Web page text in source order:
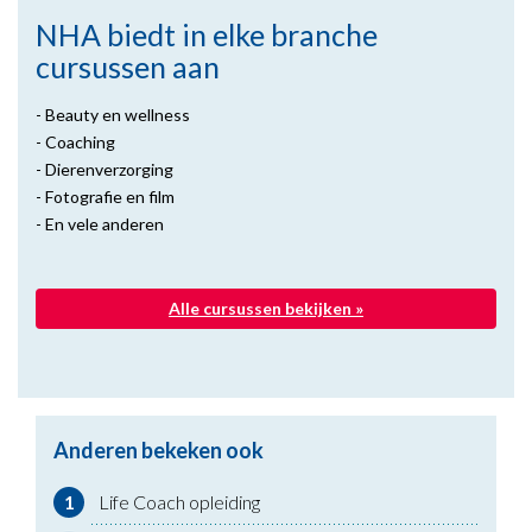
NHA biedt in elke branche
cursussen aan
- Beauty en wellness
- Coaching
- Dierenverzorging
- Fotografie en film
- En vele anderen
Alle cursussen bekijken »
Anderen bekeken ook
1
Life Coach opleiding